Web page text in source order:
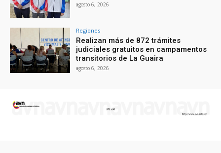
agosto 6, 2026
Regiones
Realizan más de 872 trámites
judiciales gratuitos en campamentos
transitorios de La Guaira
agosto 6, 2026